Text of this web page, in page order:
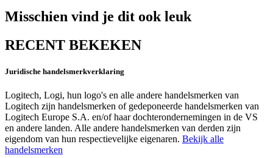
Misschien vind je dit ook leuk
RECENT BEKEKEN
Juridische handelsmerkverklaring
Logitech, Logi, hun logo's en alle andere handelsmerken van
Logitech zijn handelsmerken of gedeponeerde handelsmerken van
Logitech Europe S.A. en/of haar dochterondernemingen in de VS
en andere landen. Alle andere handelsmerken van derden zijn
eigendom van hun respectievelijke eigenaren. Bekijk alle
handelsmerken